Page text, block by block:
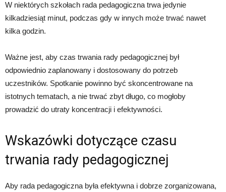
W niektórych szkołach rada pedagogiczna trwa jedynie
kilkadziesiąt minut, podczas gdy w innych może trwać nawet
kilka godzin.
Ważne jest, aby czas trwania rady pedagogicznej był
odpowiednio zaplanowany i dostosowany do potrzeb
uczestników. Spotkanie powinno być skoncentrowane na
istotnych tematach, a nie trwać zbyt długo, co mogłoby
prowadzić do utraty koncentracji i efektywności.
Wskazówki dotyczące czasu
trwania rady pedagogicznej
Aby rada pedagogiczna była efektywna i dobrze zorganizowana,